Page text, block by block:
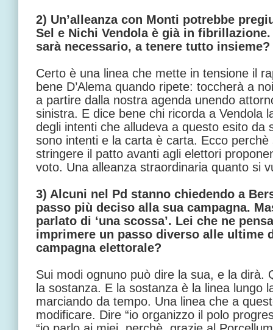
2) Un’alleanza con Monti potrebbe
Sel e Nichi Vendola è già in
sarà necessario, a tenere tutto insieme?
Certo è una linea che mette in tensione il
bene D’Alema quando ripete: toccherà a
a partire dalla nostra agenda unendo
sinistra. E dice bene chi ricorda a Vendola
degli intenti che alludeva a questo esito da
sono intenti e la carta è carta. Ecco
stringere il patto avanti agli elettori
voto. Una alleanza straordinaria quanto si
3) Alcuni nel Pd stanno chiedendo a
passo più deciso alla sua campagna.
parlato di ‘una scossa’. Lei che ne
imprimere un passo diverso alle ultime
campagna elettorale?
Sui modi ognuno può dire la sua, e la dirà.
la sostanza. E la sostanza è la linea lungo
marciando da tempo. Una linea che a
modificare. Dire “io organizzo il polo